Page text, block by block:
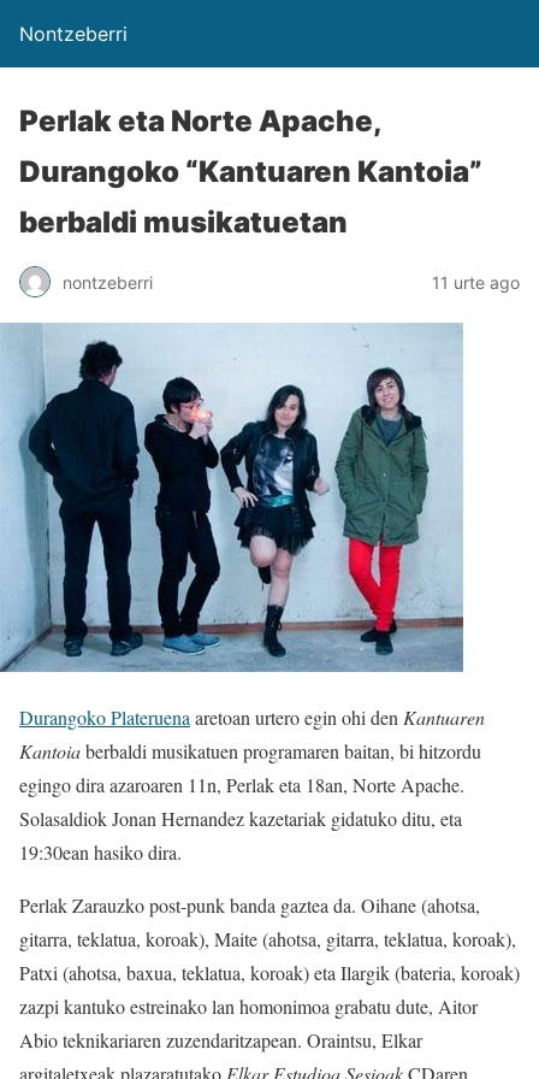
Nontzeberri
Perlak eta Norte Apache,
Durangoko “Kantuaren Kantoia”
berbaldi musikatuetan
nontzeberri 11 urte ago
Durangoko Plateruena aretoan urtero egin ohi den Kantuaren
Kantoiaberbaldi musikatuen programaren baitan, bi hitzordu
egingo dira azaroaren 11n, Perlak eta 18an, Norte Apache.
Solasaldiok Jonan Hernandez kazetariak gidatuko ditu, eta
19:30ean hasiko dira.
Perlak Zarauzko post-punk banda gaztea da. Oihane (ahotsa,
gitarra, teklatua, koroak), Maite (ahotsa, gitarra, teklatua, koroak),
Patxi (ahotsa, baxua, teklatua, koroak) eta Ilargik (bateria, koroak)
zazpi kantuko estreinako lan homonimoa grabatu dute, Aitor
Abio teknikariaren zuzendaritzapean. Oraintsu, Elkar
argitaletxeak plazaratutako Elkar Estudioa SesioakCDaren